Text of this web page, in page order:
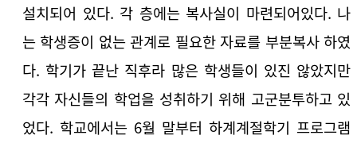
설치되어 있다. 각 층에는 복사실이 마련되어있다. 나
는 학생증이 없는 관계로 필요한 자료를 부분복사 하였
다. 학기가 끝난 직후라 많은 학생들이 있진 않았지만
각각 자신들의 학업을 성취하기 위해 고군분투하고 있
었다. 학교에서는 6월 말부터 하계계절학기 프로그램